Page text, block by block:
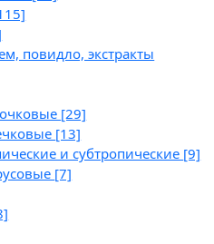
повидло, экстракты
[29]
[13]
и субтропические [9]
[7]